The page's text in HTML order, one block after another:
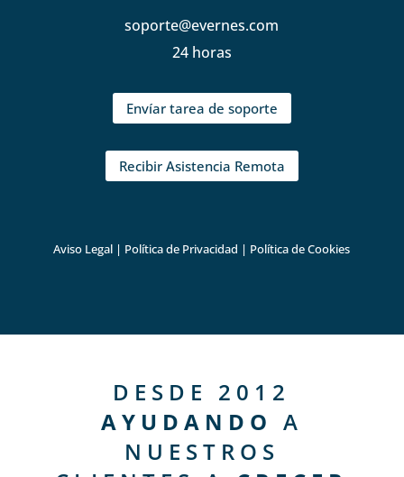
soporte@evernes.com
24 horas
Envíar tarea de soporte
Recibir Asistencia Remota
Aviso Legal | Política de Privacidad | Política de Cookies
DESDE 2012
AYUDANDO A
NUESTROS